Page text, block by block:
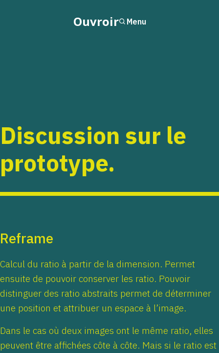
Ouvroir Menu
Discussion sur le
prototype.
Reframe
Calcul du ratio à partir de la dimension. Permet
ensuite de pouvoir conserver les ratio. Pouvoir
distinguer des ratio abstraits permet de déterminer
une position et attribuer un espace à l’image.
Dans le cas où deux images ont le même ratio, elles
peuvent être affichées côte à côte. Mais si le ratio est